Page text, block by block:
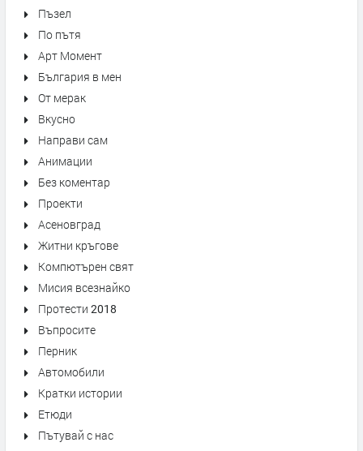
Пъзел
По пътя
Арт Момент
България в мен
От мерак
Вкусно
Направи сам
Анимации
Без коментар
Проекти
Асеновград
Житни кръгове
Компютърен свят
Мисия всезнайко
Протести 2018
Въпросите
Перник
Автомобили
Кратки истории
Етюди
Пътувай с нас